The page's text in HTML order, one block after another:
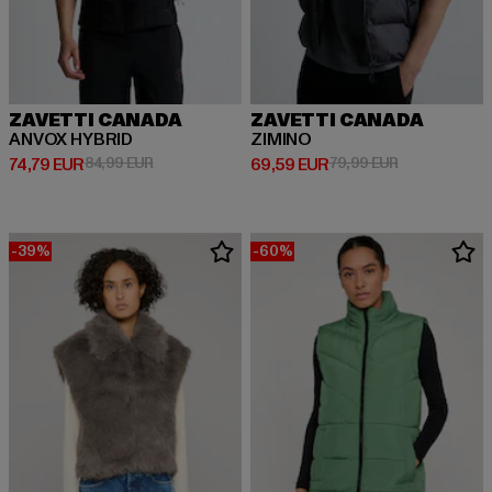
ZAVETTI CANADA
ANVOX HYBRID
74,79 EUR
Prix courant: 74,79 EUR
84,99 EURPrix en promotion: 84,99 EUR
ZAVETTI CANADA
ZIMINO
69,59 EUR
Prix courant: 69,59 EUR
79,99 EURPrix en
-39% -60%